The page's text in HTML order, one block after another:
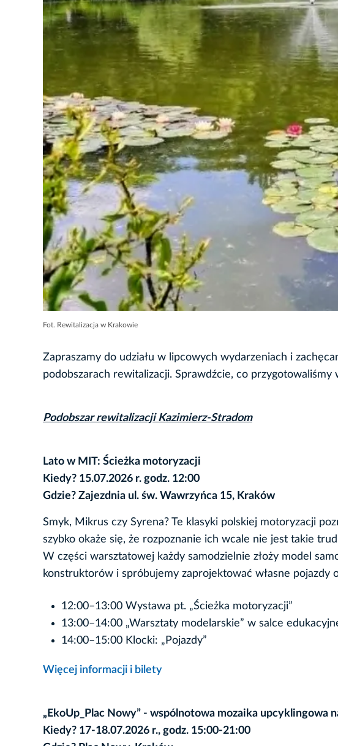
Fot. Rewitalizacja w Krakowie
Zapraszamy do udziału w lipcowych wydarzeniach i
podobszarach rewitalizacji. Sprawdźcie, co przygotowaliśmy
Podobszar rewitalizacji Kazimierz-Stradom
Lato w MIT: Ścieżka motoryzacji
Kiedy? 15.07.2026 r. godz. 12:00
Gdzie? Zajezdnia ul. św. Wawrzyńca 15, Kraków
Smyk, Mikrus czy Syrena? Te klasyki polskiej motoryzacji
szybko okaże się, że rozpoznanie ich wcale nie jest takie
W części warsztatowej każdy samodzielnie złoży model
konstruktorów i spróbujemy zaprojektować własne pojazdy
12:00–13:00 Wystawa pt. „Ścieżka motoryzacji”
13:00–14:00 „Warsztaty modelarskie” w salce
14:00–15:00 Klocki: „Pojazdy”
Więcej informacji i bilety
„EkoUp_Plac Nowy” - wspólnotowa mozaika upcyklingowa
Kiedy? 17-18.07.2026 r., godz. 15:00-21:00